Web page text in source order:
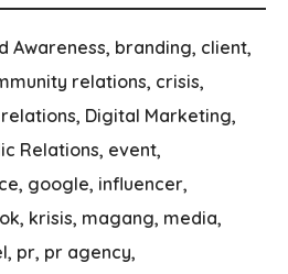
Awareness branding client
relations crisis
Digital Marketing
Relations event
google influencer
krisis magang media
pr pr agency